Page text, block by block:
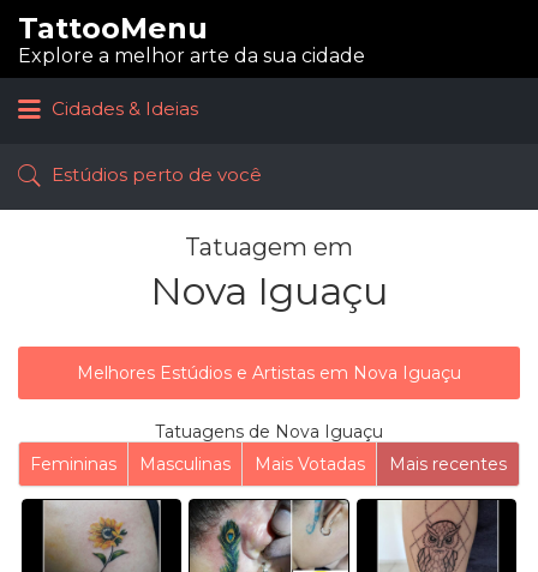
TattooMenu
Explore a melhor arte da sua cidade
Cidades & Ideias
Estúdios perto de você
Tatuagem em
Nova Iguaçu
Melhores Estúdios e Artistas em Nova Iguaçu
Tatuagens de Nova Iguaçu
Femininas
Masculinas Mais Votadas Mais recentes